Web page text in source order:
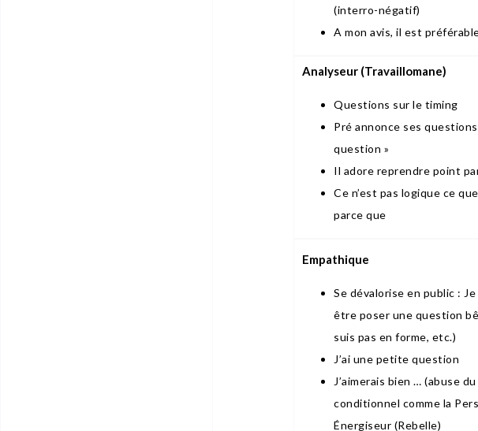
(interro-négatif)
A mon avis, il est
Analyseur (Travaillomane)
Questions sur le timing
Pré annonce ses questions
question »
Il adore reprendre point
Ce n’est pas logique ce
parce que
Empathique
Se dévalorise en public :
être poser une question
suis pas en forme, etc.)
J’ai une petite question
J’aimerais bien … (abuse du
conditionnel comme la
Énergiseur (Rebelle)